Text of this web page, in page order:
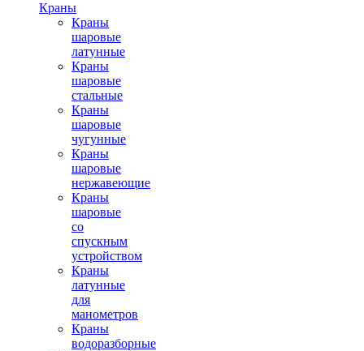
Краны
Краны
шаровые
латунные
Краны
шаровые
стальные
Краны
шаровые
чугунные
Краны
шаровые
нержавеющие
Краны
шаровые
со
спускным
устройством
Краны
латунные
для
манометров
Краны
водоразборные